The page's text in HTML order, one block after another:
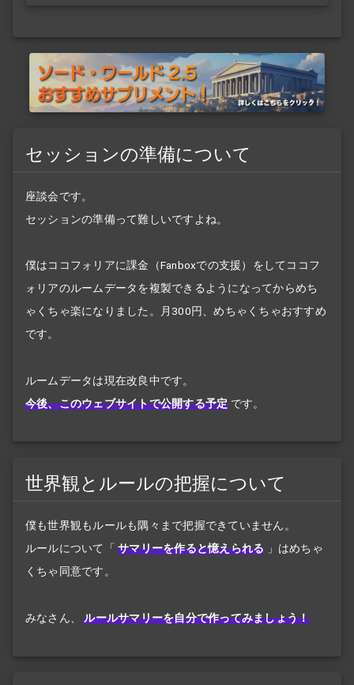
セッションの準備について
座談会です。
セッションの準備って難しいですよね。
僕はココフォリアに課金（Fanboxでの支援）をしてココフ
ォリアのルームデータを複製できるようになってからめち
ゃくちゃ楽になりました。月300円、めちゃくちゃおすすめ
です。
ルームデータは現在改良中です。
今後、このウェブサイトで公開する予定 です。
世界観とルールの把握について
僕も世界観もルールも隅々まで把握できていません。
ルールについて「 サマリーを作ると憶えられる 」はめちゃ
くちゃ同意です。
みなさん、 ルールサマリーを自分で作ってみましょう！